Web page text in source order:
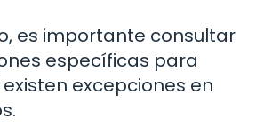
es importante consultar
específicas para
excepciones en